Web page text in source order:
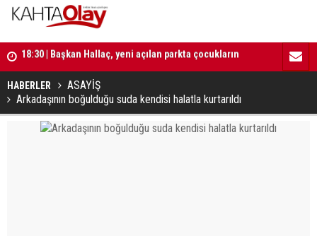
18:30 | Başkan Hallaç, yeni açılan parkta çocukların
18:29 | Başkan Hallaç, “Çocuklarımız bizim en kıymetli
emanetlerimizdir”
16:52 |
HABERLER
ASAYİŞ
Arkadaşının boğulduğu suda kendisi halatla kurtarıldı